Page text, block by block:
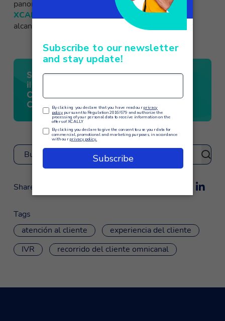
panorama empresarial en constante cambio. Con
XCALLY
el futuro de las comunicaciones está al
alcance de tu mano.
Buscar
Share
Tags
atención al cliente
experiencia del cliente
IVR
recorrido del cliente omnicanal